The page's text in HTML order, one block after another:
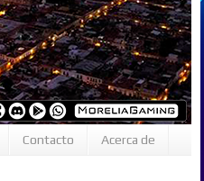
Contacto Acerca de